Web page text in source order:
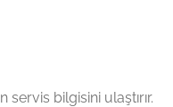
servis bilgisini ulaştırır.